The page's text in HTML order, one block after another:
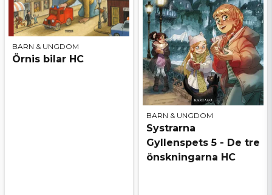
BARN & UNGDOM
Örnis bilar HC
BARN & UNGDOM
Systrarna
Gyllenspets 5 - De tre
önskningarna HC